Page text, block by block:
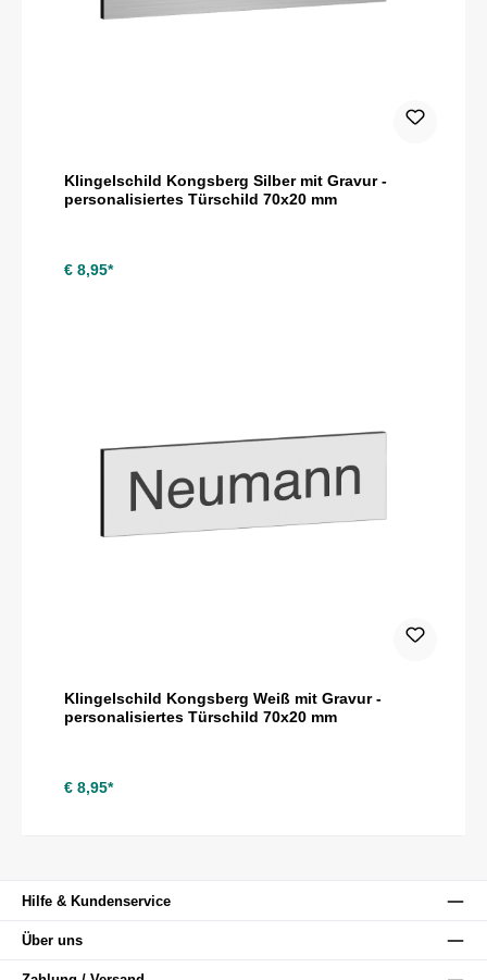
Klingelschild Kongsberg Silber mit Gravur -
personalisiertes Türschild 70x20 mm
€ 8,95*
Klingelschild Kongsberg Weiß mit Gravur -
personalisiertes Türschild 70x20 mm
€ 8,95*
Hilfe & Kundenservice
Über uns